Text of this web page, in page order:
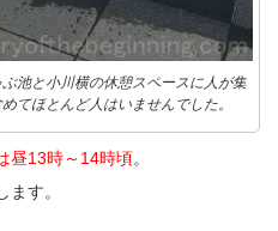
池と小川横の休憩スペースに人が集
てほとんど人はいませんでした。
昼13時～14時頃。
す。